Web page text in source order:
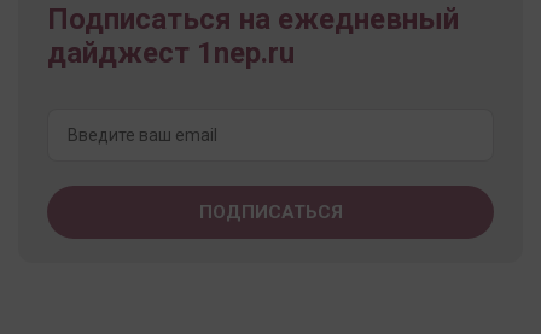
Подписаться на ежедневный
дайджест 1nep.ru